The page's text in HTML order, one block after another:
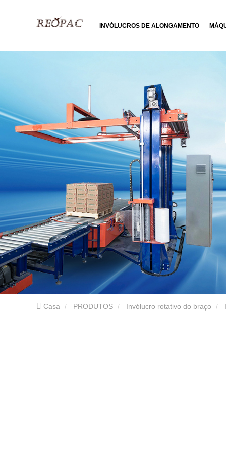
INVÓLUCROS DE ALONGAMENTO
Casa PRODUTOS Invólucro rotativo do braço